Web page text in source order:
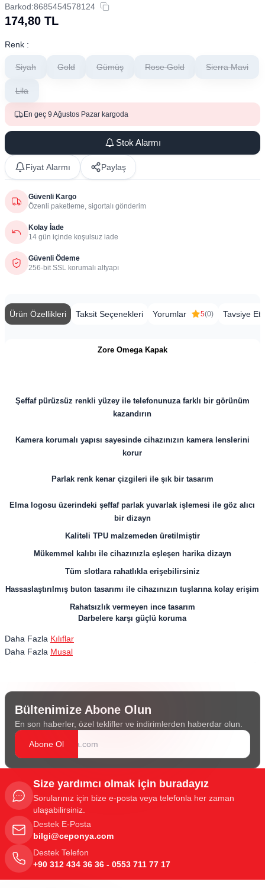
Barkod:8685454578124
174,80 TL
Renk :
Siyah Gold Gümüş Rose Gold Sierra Mavi
Lila
En geç 9 Ağustos Pazar kargoda
Stok Alarmı
Fiyat Alarmı Paylaş
Güvenli Kargo
Özenli paketleme, sigortalı gönderim
Kolay İade
14 gün içinde koşulsuz iade
Güvenli Ödeme
256-bit SSL korumalı altyapı
Ürün Özellikleri Taksit Seçenekleri Yorumlar 5(0) Tavsiye Et
Zore Omega Kapak
Şeffaf pürüzsüz renkli yüzey ile telefonunuza farklı bir görünüm
kazandırın
Kamera korumalı yapısı sayesinde cihazınızın kamera lenslerini
korur
Parlak renk kenar çizgileri ile şık bir tasarım
Elma logosu üzerindeki şeffaf parlak yuvarlak işlemesi ile göz alıcı
bir dizayn
Kaliteli TPU malzemeden üretilmiştir
Mükemmel kalıbı ile cihazınızla eşleşen harika dizayn
Tüm slotlara rahatlıkla erişebilirsiniz
Hassaslaştırılmış buton tasarımı ile cihazınızın tuşlarına kolay erişim
Rahatsızlık vermeyen ince tasarım
Darbelere karşı güçlü koruma
Daha Fazla Kılıflar
Daha Fazla Musal
Bültenimize Abone Olun
En son haberler, özel teklifler ve indirimlerden haberdar olun.
Abone Ol
Size yardımcı olmak için buradayız
Sorularınız için bize e-posta veya telefonla her zaman
ulaşabilirsiniz.
Destek E-Posta
bilgi@ceponya.com
Destek Telefon
+90 312 434 36 36 - 0553 711 77 17